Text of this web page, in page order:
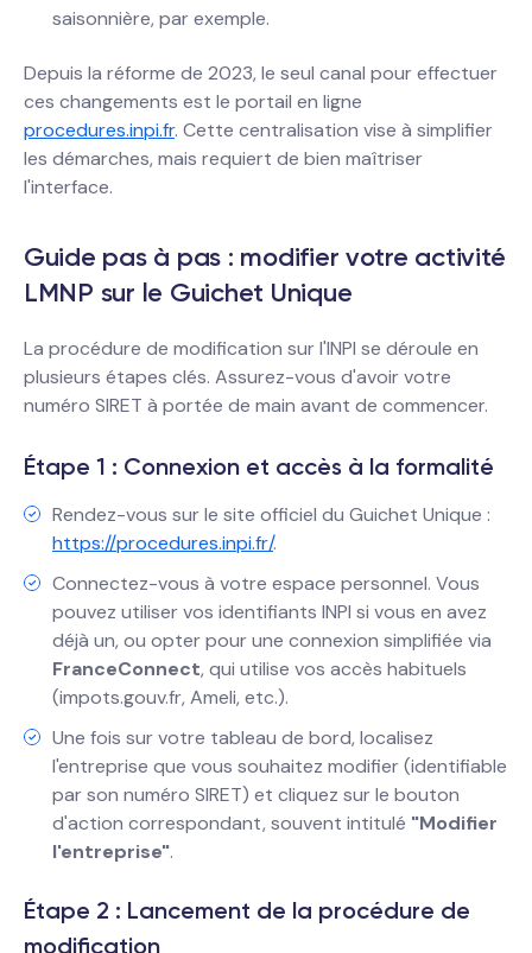
saisonnière, par exemple.
Depuis la réforme de 2023, le seul canal pour effectuer
ces changements est le portail en ligne
procedures.inpi.fr. Cette centralisation vise à simplifier
les démarches, mais requiert de bien maîtriser
l'interface.
Guide pas à pas : modifier votre activité
LMNP sur le Guichet Unique
La procédure de modification sur l'INPI se déroule en
plusieurs étapes clés. Assurez-vous d'avoir votre
numéro SIRET à portée de main avant de commencer.
Étape 1 : Connexion et accès à la formalité
Rendez-vous sur le site officiel du Guichet Unique :
https://procedures.inpi.fr/.
Connectez-vous à votre espace personnel. Vous
pouvez utiliser vos identifiants INPI si vous en avez
déjà un, ou opter pour une connexion simplifiée via
FranceConnect, qui utilise vos accès habituels
(impots.gouv.fr, Ameli, etc.).
Une fois sur votre tableau de bord, localisez
l'entreprise que vous souhaitez modifier (identifiable
par son numéro SIRET) et cliquez sur le bouton
d'action correspondant, souvent intitulé "Modifier
l'entreprise".
Étape 2 : Lancement de la procédure de
modification